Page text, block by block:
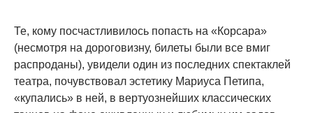
Те, кому посчастливилось попасть на «Корсара»
(несмотря на дороговизну, билеты были все вмиг
распроданы), увидели один из последних спектаклей
театра, почувствовал эстетику Мариуса Петипа,
«купались» в ней, в вертуознейших классических